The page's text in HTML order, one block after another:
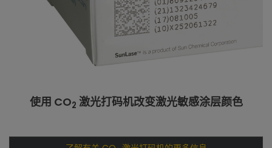
使用 CO2 激光打码机改变激光敏感涂层颜色